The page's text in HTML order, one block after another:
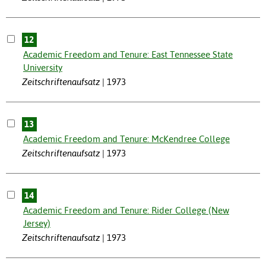
12
Academic Freedom and Tenure: East Tennessee State
University
Zeitschriftenaufsatz
1973
13
Academic Freedom and Tenure: McKendree College
Zeitschriftenaufsatz
1973
14
Academic Freedom and Tenure: Rider College (New
Jersey)
Zeitschriftenaufsatz
1973